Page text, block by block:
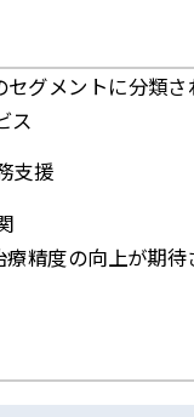
グメントに分類さ
ス
支援
精度の向上が期待